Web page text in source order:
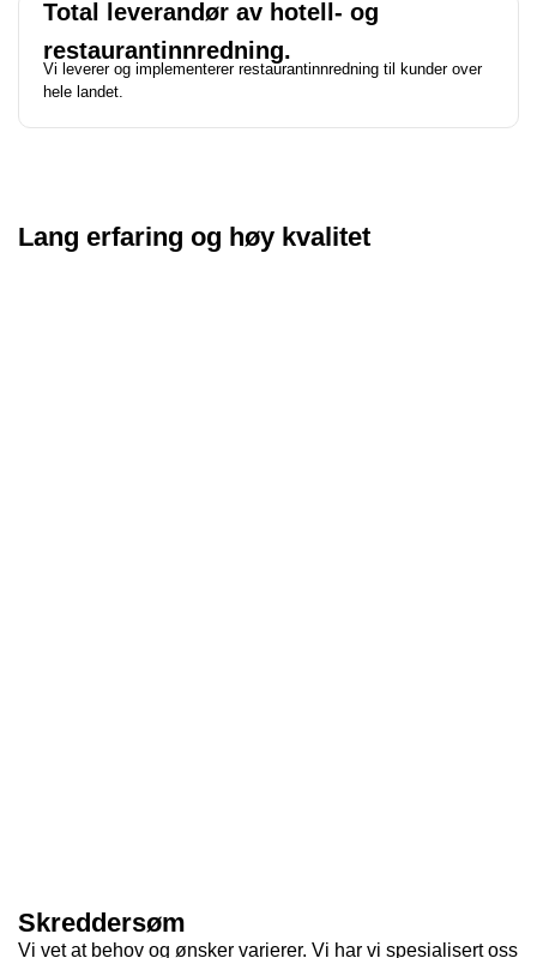
Total leverandør av hotell- og
restaurantinnredning.
Vi leverer og implementerer restaurantinnredning til kunder over
hele landet.
Lang erfaring og høy kvalitet
Skreddersøm
Vi vet at behov og ønsker varierer. Vi har vi spesialisert oss